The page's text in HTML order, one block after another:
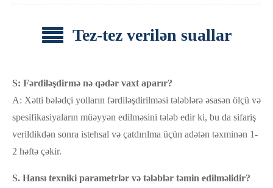
Tez-tez verilən suallar
S: Fərdiləşdirmə nə qədər vaxt aparır?
A: Xətti bələdçi yolların fərdiləşdirilməsi tələblərə əsasən ölçü və
spesifikasiyaların müəyyən edilməsini tələb edir ki, bu da sifariş
verildikdən sonra istehsal və çatdırılma üçün adətən təxminən 1-
2 həftə çəkir.
S. Hansı texniki parametrlər və tələblər təmin edilməlidir?